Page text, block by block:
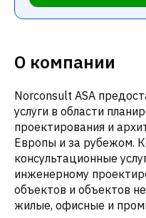
О компании
Norconsult ASA
услуги в области
проектирования и
Европы и за рубежом.
консультационные
инженерному
объектов и объектов
жилые, офисные и